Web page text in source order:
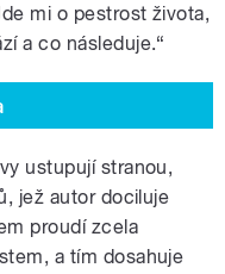
mi o pestrost života,
a co následuje.“
ustupují stranou,
jež autor dociluje
proudí zcela
a tím dosahuje